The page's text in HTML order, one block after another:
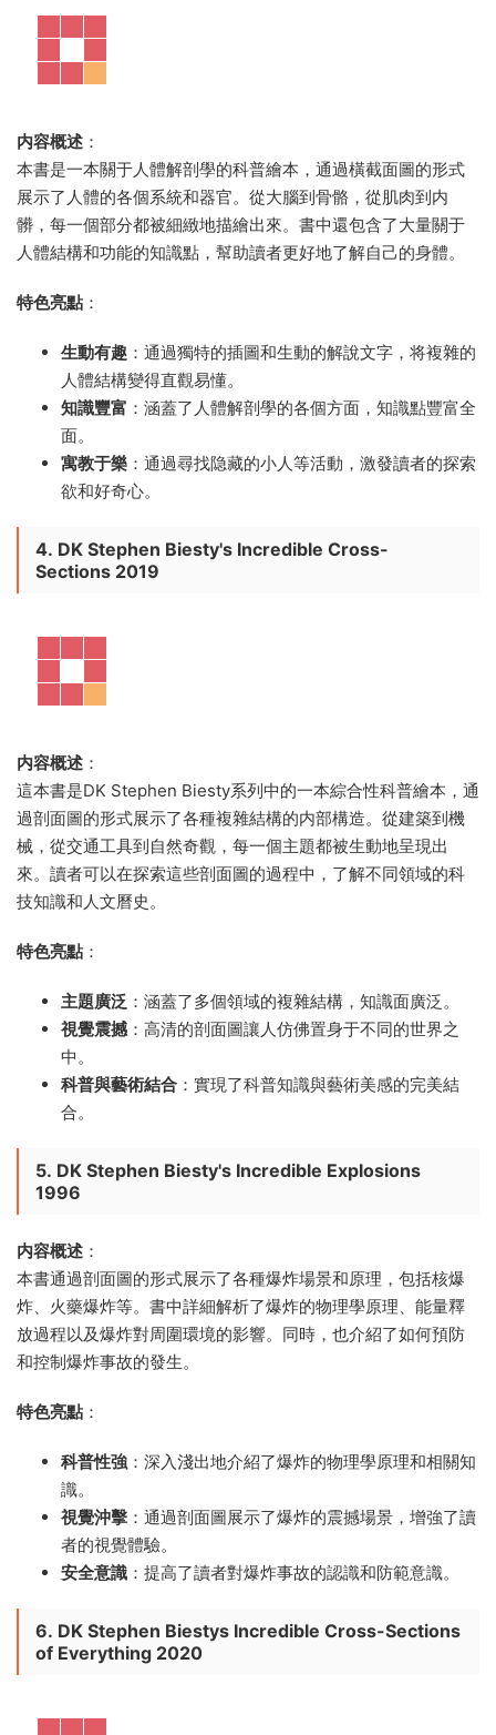
内容概述 ：
本書是一本關于人體解剖學的科普繪本，通過橫截面圖的形式
展示了人體的各個系統和器官。從大腦到骨骼，從肌肉到内
髒，每一個部分都被細緻地描繪出來。書中還包含了大量關于
人體結構和功能的知識點，幫助讀者更好地了解自己的身體。
特色亮點 ：
生動有趣 ：通過獨特的插圖和生動的解說文字，将複雜的
人體結構變得直觀易懂。
知識豐富 ：涵蓋了人體解剖學的各個方面，知識點豐富全
面。
寓教于樂 ：通過尋找隐藏的小人等活動，激發讀者的探索
欲和好奇心。
4. DK Stephen Biesty's Incredible Cross-
Sections 2019
内容概述 ：
這本書是DK Stephen Biesty系列中的一本綜合性科普繪本，通
過剖面圖的形式展示了各種複雜結構的内部構造。從建築到機
械，從交通工具到自然奇觀，每一個主題都被生動地呈現出
來。讀者可以在探索這些剖面圖的過程中，了解不同領域的科
技知識和人文曆史。
特色亮點 ：
主題廣泛 ：涵蓋了多個領域的複雜結構，知識面廣泛。
視覺震撼 ：高清的剖面圖讓人仿佛置身于不同的世界之
中。
科普與藝術結合 ：實現了科普知識與藝術美感的完美結
合。
5. DK Stephen Biesty's Incredible Explosions
1996
内容概述 ：
本書通過剖面圖的形式展示了各種爆炸場景和原理，包括核爆
炸、火藥爆炸等。書中詳細解析了爆炸的物理學原理、能量釋
放過程以及爆炸對周圍環境的影響。同時，也介紹了如何預防
和控制爆炸事故的發生。
特色亮點 ：
科普性強 ：深入淺出地介紹了爆炸的物理學原理和相關知
識。
視覺沖擊 ：通過剖面圖展示了爆炸的震撼場景，增強了讀
者的視覺體驗。
安全意識 ：提高了讀者對爆炸事故的認識和防範意識。
6. DK Stephen Biestys Incredible Cross-Sections
of Everything 2020